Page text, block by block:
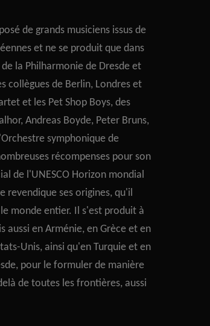
de grands musiciens issus de
et ne se produit que dans
la Philharmonie de Dresde et
collègues de Berlin, Londres et
et les Pet Shop Boys, des
Andreas Boyde, Peter Bruns,
symphonique de
récompenses pour son
de l'UNESCO Horizon mondial
revendique ses origines, qu'il
monde entier. Il s'est produit à
aussi en Arménie, en Grèce et en
Unis, ainsi qu'en Turquie et en
pour le formuler de manière
de toutes les frontières, aussi